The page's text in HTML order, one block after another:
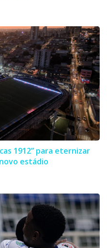
1912” para eternizar
estádio